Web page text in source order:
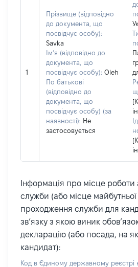
1
Прізвище (відповідно
до документа, що
посвідчує особу):
Savka
Ім’я (відповідно до
документа, що
посвідчує особу): Oleh
По батькові
(відповідно до
документа, що
посвідчує особу) (за
наявності): Не
застосовується
Інформація про місце
служби (або місце
проходження служби для
зв’язку з якою виник
декларацію (або посада, на
кандидат):
Код в Єдиному державному реєстрі